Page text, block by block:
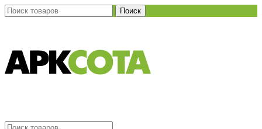
Поиск